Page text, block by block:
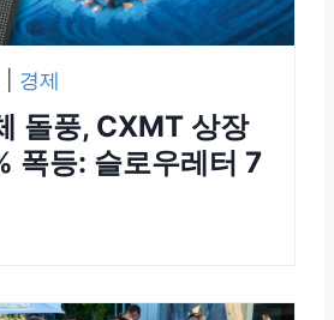
경제
돌풍, CXMT 상장
폭등: 슬로우레터 7